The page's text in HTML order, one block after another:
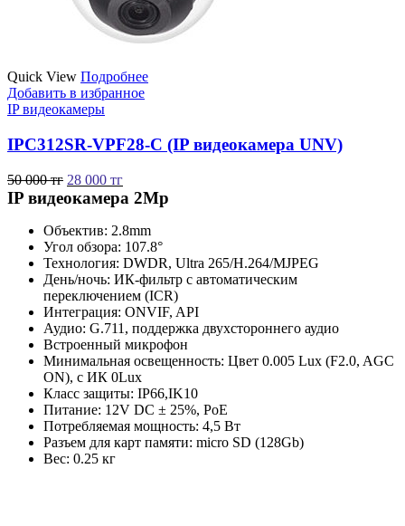
Quick View Подробнее
Добавить в избранное
IP видеокамеры
IPC312SR-VPF28-C (IP видеокамера UNV)
50 000тг 28 000 тг
IP видеокамера 2Mp
Объектив: 2.8mm
Угол обзора: 107.8°
Технология: DWDR, Ultra 265/H.264/MJPEG
День/ночь: ИК-фильтр с автоматическим
переключением (ICR)
Интеграция: ONVIF, API
Аудио: G.711, поддержка двухстороннего аудио
Встроенный микрофон
Минимальная освещенность: Цвет 0.005 Lux (F2.0, AGC
ON), c ИК 0Lux
Класс защиты: IP66,IK10
Питание: 12V DC ± 25%, PoE
Потребляемая мощность: 4,5 Вт
Разъем для карт памяти: micro SD (128Gb)
Вес: 0.25 кг